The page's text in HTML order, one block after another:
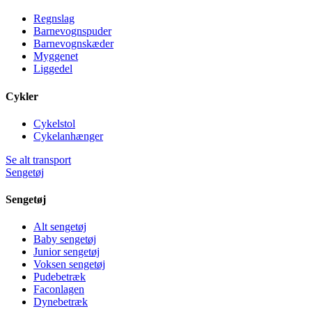
Regnslag
Barnevognspuder
Barnevognskæder
Myggenet
Liggedel
Cykler
Cykelstol
Cykelanhænger
Se alt transport
Sengetøj
Sengetøj
Alt sengetøj
Baby sengetøj
Junior sengetøj
Voksen sengetøj
Pudebetræk
Faconlagen
Dynebetræk